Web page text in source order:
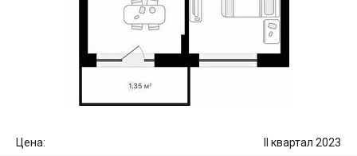
Цена: II квартал 2023